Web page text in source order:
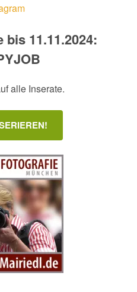
11.11.2024:
alle Inserate.